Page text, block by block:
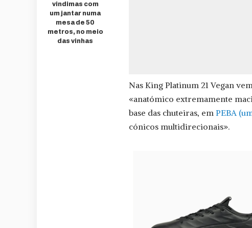
vindimas com
um jantar numa
mesa de 50
metros, no meio
das vinhas
Nas King Platinum 21 Vegan
«anatómico extremamente
base das chuteiras, em PEBA
cónicos multidirecionais».